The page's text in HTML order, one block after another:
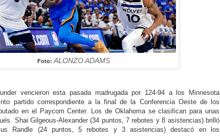
Foto: ALONZO ADAMS
vencieron esta pasada madrugada por 124-94 a los Minnesota
partido correspondiente a la final de la Conferencia Oeste de los
en el Paycom Center. Los de Oklahoma se clasifican para unas
Shai Gilgeous-Alexander (34 puntos, 7 rebotes y 8 asistencias) brilló
Randle (24 puntos, 5 rebotes y 3 asistencias) destacó en los